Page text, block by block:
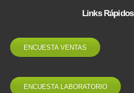
Links Rápidos
ENCUESTA VENTAS
ENCUESTA LABORATORIO